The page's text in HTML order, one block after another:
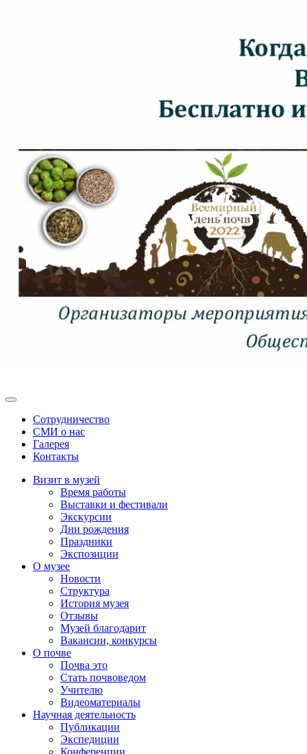
Сотрудничество
СМИ о нас
Галерея
Контакты
Визит в музей
Время работы
Выставки и фестивали
Экскурсии
Дни рождения
Праздники
Экспозиции
О музее
Новости
Структура
История музея
Отзывы
Музей благодарит
Вакансии, конкурсы
О почве
Почва это
Стать почвоведом
Учителю
Видеоматериалы
Научная деятельность
Публикации
Экспедиции
Конференции